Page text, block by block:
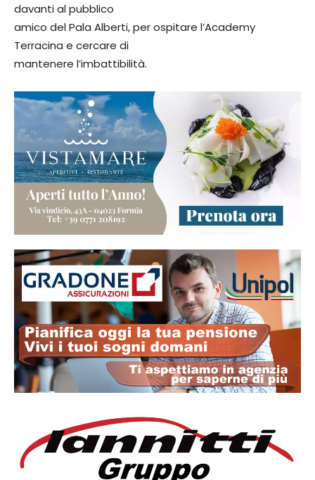
davanti al pubblico
amico del Pala Alberti, per ospitare l’Academy
Terracina e cercare di
mantenere l’imbattibilità.